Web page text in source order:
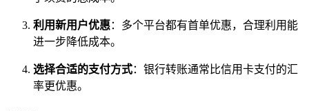
利用新用户优惠：多个平台都有首单优惠，合理利用能
进一步降低成本。
选择合适的支付方式：银行转账通常比信用卡支付的汇
率更优惠。